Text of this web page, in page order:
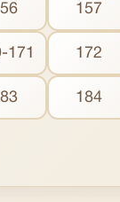
157
171 172
184